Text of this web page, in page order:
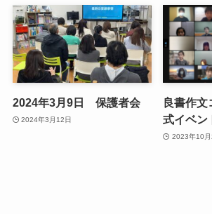
2024年3月9日 保護者会
2024年3月12日
良書作
式イベン
2023年10月